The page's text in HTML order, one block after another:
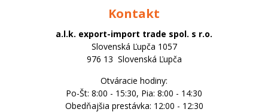
Kontakt
a.l.k. export-import trade spol. s r.o.
Slovenská Ľupča 1057
976 13 Slovenská Ľupča
Otváracie hodiny:
Po-Št: 8:00 - 15:30, Pia: 8:00 - 14:30
Obedňajšia prestávka: 12:00 - 12:30